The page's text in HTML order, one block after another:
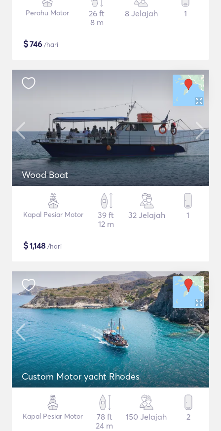
Perahu Motor
26 ft
8 m
8 Jelajah 1
$746 /hari
Wood Boat
Kapal Pesiar Motor
39 ft
12 m
32 Jelajah 1
$1,148 /hari
Custom Motor yacht Rhodes
Kapal Pesiar Motor
78 ft
24 m
150 Jelajah 2